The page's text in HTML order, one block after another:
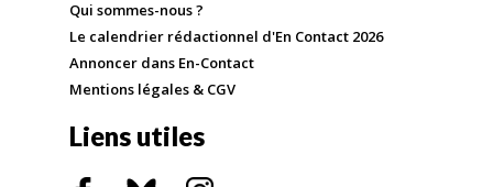
Qui sommes-nous ?
Le calendrier rédactionnel d'En Contact 2026
Annoncer dans En-Contact
Mentions légales & CGV
Liens utiles